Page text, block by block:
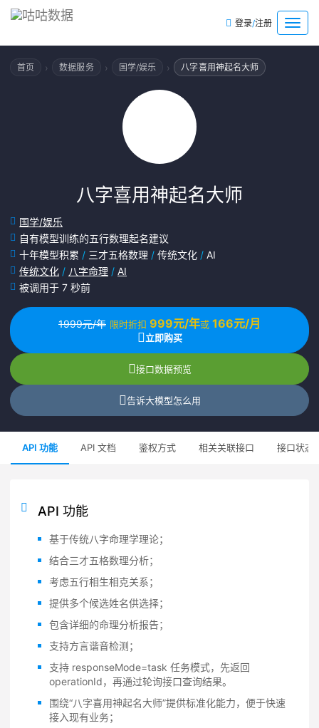
菜
单
登录/注册
首页 › 数据服务 › 国学/娱乐 › 八字喜用神起名大师
八字喜用神起名大师
国学/娱乐
自有模型训练的五行数理起名建议
十年模型积累 / 三才五格数理 / 传统文化 / AI
传统文化 / 八字命理 / AI
被调用于 7 秒前
1999元/年 限时折扣 999元/年或 166元/月
立即购买
接口数据预览
告诉大模型怎么用
API 功能 API 文档 鉴权方式 相关关联接口 接口状态
API 功能
基于传统八字命理学理论；
结合三才五格数理分析；
考虑五行相生相克关系；
提供多个候选姓名供选择；
包含详细的命理分析报告；
支持方言谐音检测；
支持 responseMode=task 任务模式，先返回
operationId，再通过轮询接口查询结果。
围绕“八字喜用神起名大师”提供标准化能力，便于快速
接入现有业务；